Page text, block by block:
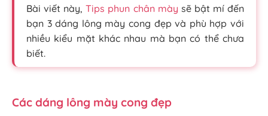
Bài viết này,Tips phun chân mày sẽ bật mí đến
bạn 3 dáng lông mày cong đẹp và phù hợp với
nhiều kiểu mặt khác nhau mà bạn có thể chưa
biết.
Các dáng lông mày cong đẹp